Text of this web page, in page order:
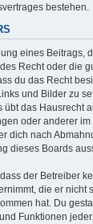
bestehen.
eines Beitrags,
Recht oder die
du das Recht
und Bilder zu
übt das Hausrecht
oder anderer im
dich nach
dieses Boards
der Betreiber
die er nicht
hat. Du
Funktionen